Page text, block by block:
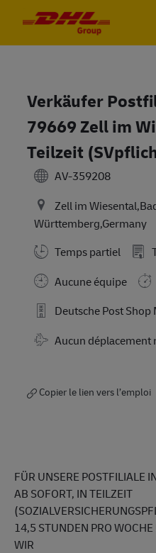
Verkäufer
79669 Zell im
Teilzeit
AV-359208
Zell im
Württemberg,Germany
Temps partiel
Aucune équipe
Deutsche Post
Aucun déplacement
Copier le lien vers l’emploi
FÜR UNSERE POSTFILIALE
AB SOFORT, IN TEILZEIT
14,5 STUNDEN PRO
WIR